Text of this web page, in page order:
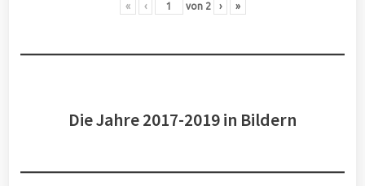
« ‹ von 2 › »
Die Jahre 2017-2019 in Bildern